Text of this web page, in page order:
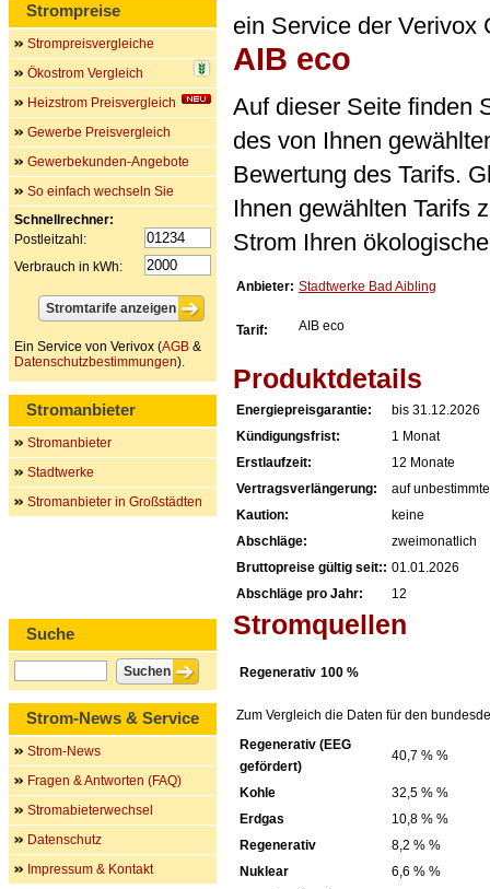
ein Service der Verivox
AIB eco
Auf dieser Seite finden
des von Ihnen
Bewertung des Tarifs.
Ihnen gewählten Tarifs
Strom Ihren
Anbieter: Stadtwerke Bad Aibling
Tarif: AIB eco
Produktdetails
Energiepreisgarantie:
bis 31.12.2026
Kündigungsfrist:
1 Monat
Erstlaufzeit:
12 Monate
Vertragsverlängerung:
auf
Kaution:
keine
Abschläge:
zweimonatlich
Bruttopreise gültig seit:: 01.01.2026
Abschläge pro Jahr:
12
Stromquellen
Regenerativ 100 %
Zum Vergleich die Daten für den
Regenerativ (EEG
gefördert)
40,7 % %
Kohle
32,5 % %
Erdgas
10,8 % %
Regenerativ
8,2 % %
Nuklear
6,6 % %
Strompreise
Strompreisvergleiche
Ökostrom Vergleich
Heizstrom Preisvergleich
Gewerbe Preisvergleich
Gewerbekunden-Angebote
So einfach wechseln Sie
Schnellrechner:
Postleitzahl:
Verbrauch in kWh:
Ein Service von Verivox (AGB &
Datenschutzbestimmungen).
Stromanbieter
Stromanbieter
Stadtwerke
Stromanbieter in Großstädten
Suche
Strom-News & Service
Strom-News
Fragen & Antworten (FAQ)
Stromabieterwechsel
Datenschutz
Impressum & Kontakt